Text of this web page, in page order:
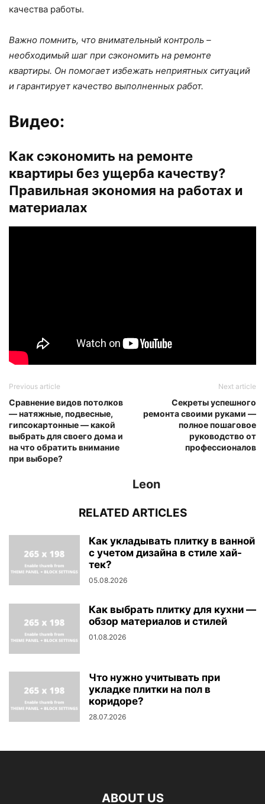
качества работы.
Важно помнить, что внимательный контроль –
необходимый шаг при сэкономить на ремонте
квартиры. Он помогает избежать неприятных ситуаций
и гарантирует качество выполненных работ.
Видео:
Как сэкономить на ремонте
квартиры без ущерба качеству?
Правильная экономия на работах и
материалах
Previous article
Сравнение видов потолков
— натяжные, подвесные,
гипсокартонные — какой
выбрать для своего дома и
на что обратить внимание
при выборе?
Next article
Секреты успешного
ремонта своими руками —
полное пошаговое
руководство от
профессионалов
Leon
RELATED ARTICLES
Как укладывать плитку в ванной
с учетом дизайна в стиле хай-
тек?
05.08.2026
Как выбрать плитку для кухни —
обзор материалов и стилей
01.08.2026
Что нужно учитывать при
укладке плитки на пол в
коридоре?
28.07.2026
ABOUT US